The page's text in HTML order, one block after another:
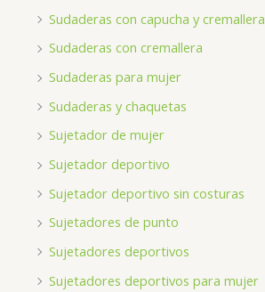
Sudaderas con capucha y cremallera
Sudaderas con cremallera
Sudaderas para mujer
Sudaderas y chaquetas
Sujetador de mujer
Sujetador deportivo
Sujetador deportivo sin costuras
Sujetadores de punto
Sujetadores deportivos
Sujetadores deportivos para mujer